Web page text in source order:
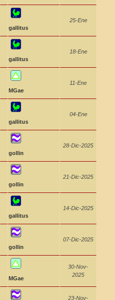
gallitus
25-Ene
gallitus
18-Ene
MGae
11-Ene
gallitus
04-Ene
gollin
28-Dic-2025
gollin
21-Dic-2025
gallitus
14-Dic-2025
gollin
07-Dic-2025
MGae
30-Nov-
2025
23-Nov-